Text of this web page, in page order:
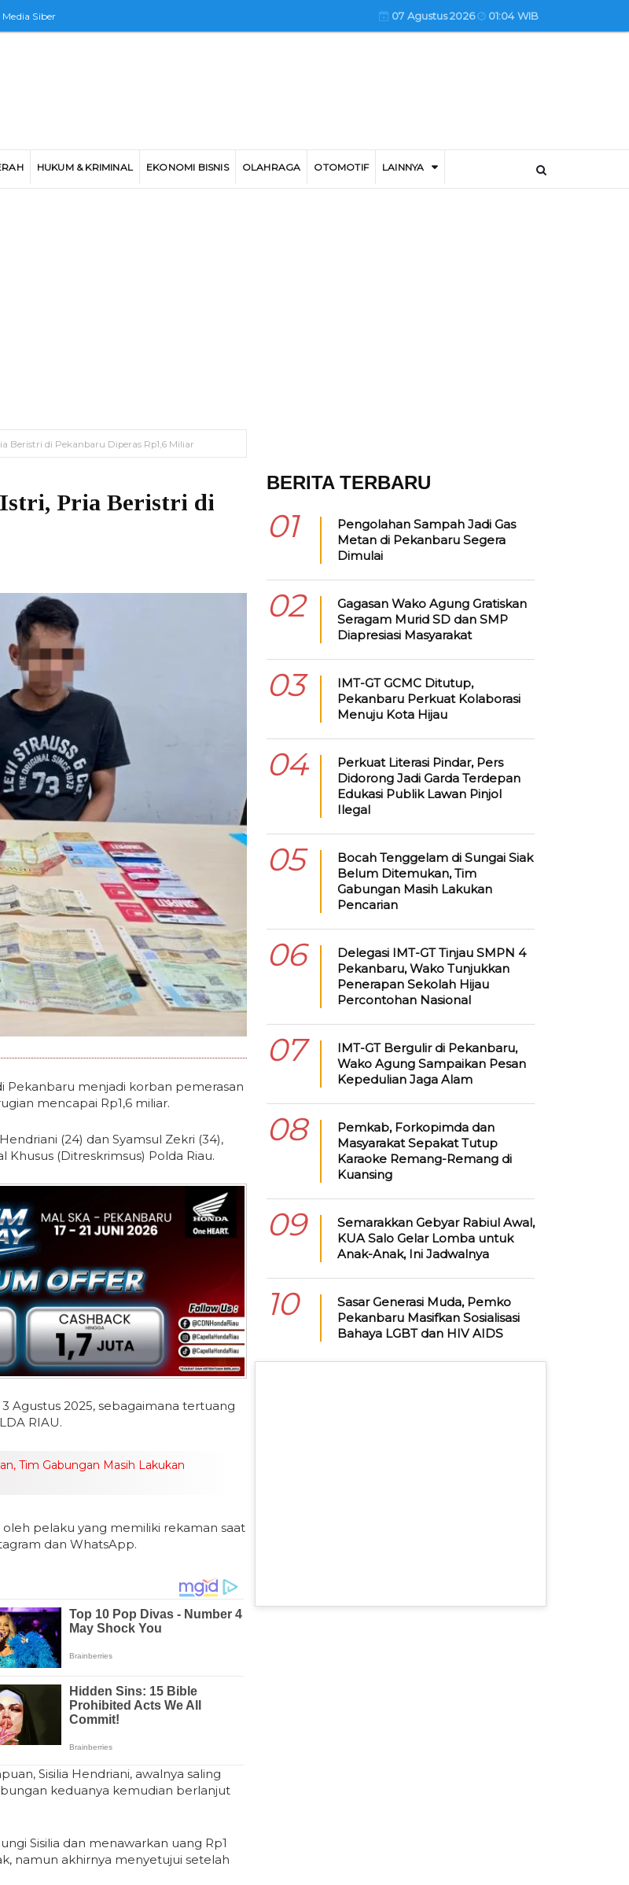
Siber 07 Agustus 2026 01:04 WIB
HUKUM & KRIMINAL EKONOMI BISNIS OLAHRAGA OTOMOTIF LAINNYA
Beristri di Pekanbaru Diperas Rp1,6 Miliar
Istri, Pria Beristri di
Pekanbaru menjadi korban pemerasan
mencapai Rp1,6 miliar.
(24) dan Syamsul Zekri (34),
(Ditreskrimsus) Polda Riau.
Agustus 2025, sebagaimana tertuang
RIAU.
Tim Gabungan Masih Lakukan
pelaku yang memiliki rekaman saat
dan WhatsApp.
Sisilia Hendriani, awalnya saling
keduanya kemudian berlanjut
Sisilia dan menawarkan uang Rp1
namun akhirnya menyetujui setelah
BERITA TERBARU
01
Pengolahan Sampah Jadi Gas
Metan di Pekanbaru Segera
Dimulai
02
Gagasan Wako Agung Gratiskan
Seragam Murid SD dan SMP
Diapresiasi Masyarakat
03
IMT-GT GCMC Ditutup,
Pekanbaru Perkuat Kolaborasi
Menuju Kota Hijau
04
Perkuat Literasi Pindar, Pers
Didorong Jadi Garda Terdepan
Edukasi Publik Lawan Pinjol
Ilegal
05
Bocah Tenggelam di Sungai Siak
Belum Ditemukan, Tim
Gabungan Masih Lakukan
Pencarian
06
Delegasi IMT-GT Tinjau SMPN 4
Pekanbaru, Wako Tunjukkan
Penerapan Sekolah Hijau
Percontohan Nasional
07
IMT-GT Bergulir di Pekanbaru,
Wako Agung Sampaikan Pesan
Kepedulian Jaga Alam
08
Pemkab, Forkopimda dan
Masyarakat Sepakat Tutup
Karaoke Remang-Remang di
Kuansing
09
Semarakkan Gebyar Rabiul Awal,
KUA Salo Gelar Lomba untuk
Anak-Anak, Ini Jadwalnya
10
Sasar Generasi Muda, Pemko
Pekanbaru Masifkan Sosialisasi
Bahaya LGBT dan HIV AIDS